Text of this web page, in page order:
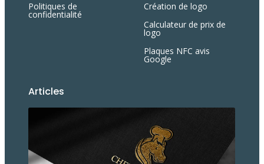
Politiques de
confidentialité
Création de logo
Calculateur de prix de
logo
Plaques NFC avis
Google
Articles